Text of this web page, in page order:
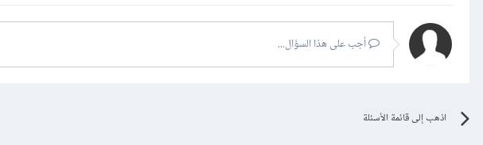
أجب على هذا السؤال...
اذهب إلى قائمة الأسئلة